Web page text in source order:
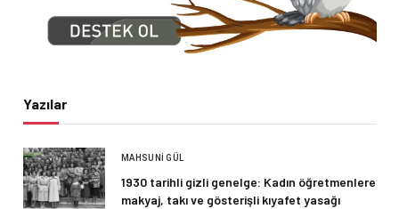
Yazılar
MAHSUNI GÜL
1930 tarihli gizli genelge: Kadın öğretmenlere
makyaj, takı ve gösterişli kıyafet yasağı